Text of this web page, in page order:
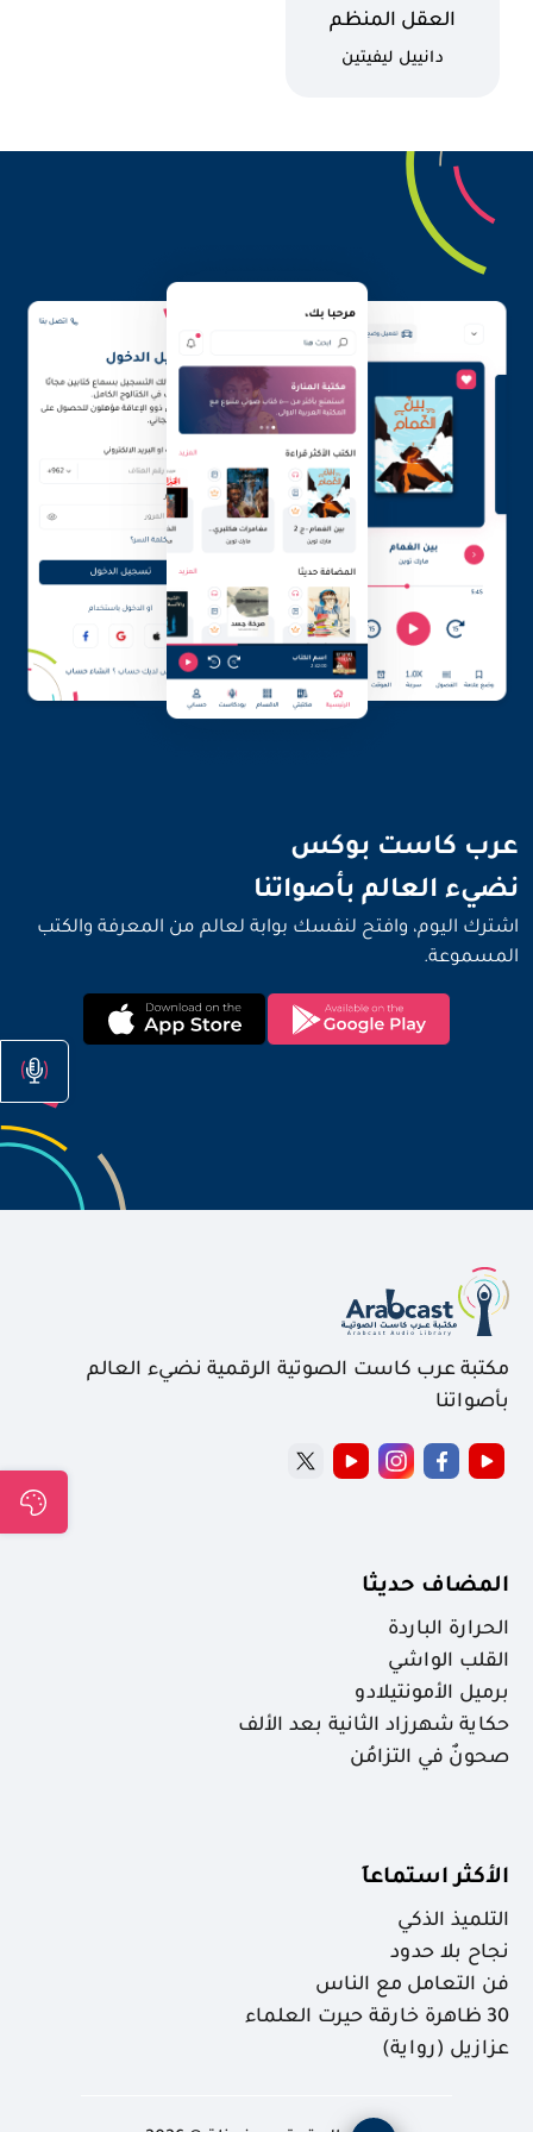
اسم الكتاب
العقل المنظم
كاتب
دانييل ليفيتين
عرب كاست بوكس
نضيء العالم بأصواتنا
اشترك اليوم، وافتح لنفسك بوابة لعالم من المعرفة والكتب
المسموعة.
مكتبة عرب كاست الصوتية الرقمية نضيء العالم
بأصواتنا
المضاف حديثا
الحرارة الباردة
القلب الواشي
برميل الأمونتيلادو
حكاية شهرزاد الثانية بعد الألف
صحونٌ في التزامُن
الأكثر استماعاَ
التلميذ الذكي
نجاح بلا حدود
فن التعامل مع الناس
30 ظاهرة خارقة حيرت العلماء
عزازيل (رواية)